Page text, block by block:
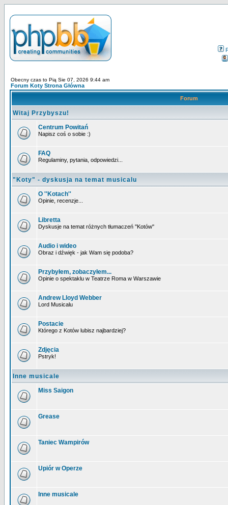
Obecny czas to Pią Sie 07, 2026 9:44 am
Forum Koty Strona Główna
Forum
Witaj Przybyszu!
Centrum Powitań
Napisz coś o sobie :)
FAQ
Regulaminy, pytania, odpowiedzi...
"Koty" - dyskusja na temat musicalu
O ''Kotach''
Opinie, recenzje...
Libretta
Dyskusje na temat różnych tłumaczeń ''Kotów''
Audio i wideo
Obraz i dźwięk - jak Wam się podoba?
Przybyłem, zobaczyłem...
Opinie o spektaklu w Teatrze Roma w Warszawie
Andrew Lloyd Webber
Lord Musicalu
Postacie
Którego z Kotów lubisz najbardziej?
Zdjęcia
Pstryk!
Inne musicale
Miss Saigon
Grease
Taniec Wampirów
Upiór w Operze
Inne musicale